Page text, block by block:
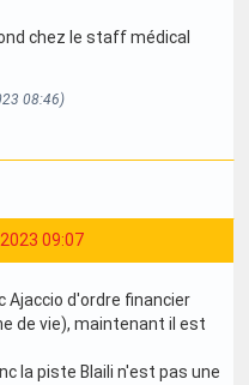
chez le staff médical
08:46)
09:07
Ajaccio d'ordre financier
de vie), maintenant il est
la piste Blaili n'est pas une